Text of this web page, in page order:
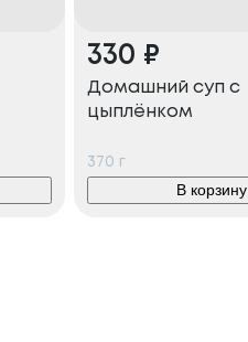
330 ₽
Домашний суп с
цыплёнком
370 г
В корзину